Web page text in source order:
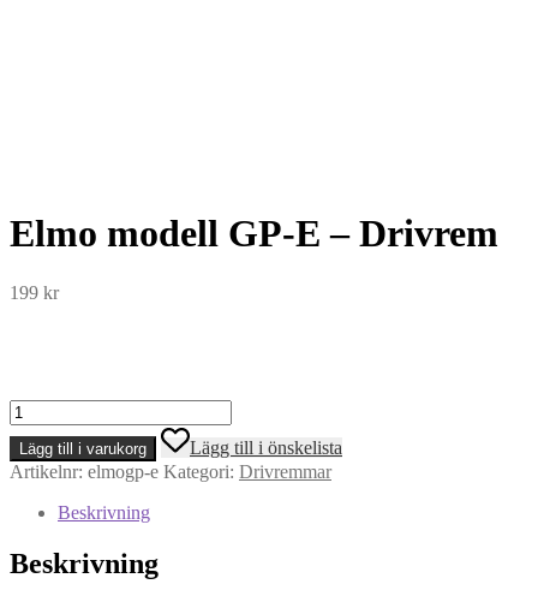
Elmo modell GP-E – Drivrem
199 kr
Elmo
modell
GP-
E
Drivrem
Lägg till i varukorg
Lägg till i önskelista
Artikelnr: elmogp-e Kategori: Drivremmar
Beskrivning
Beskrivning